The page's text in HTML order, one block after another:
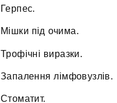
Герпес.
Мішки під очима.
Трофічні виразки.
Запалення лімфовузлів.
Стоматит.